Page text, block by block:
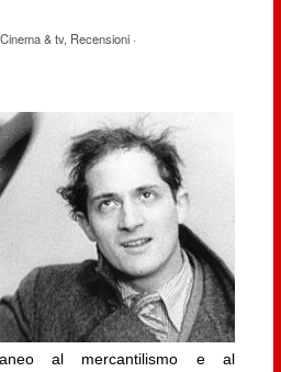
Cinema & tv, Recensioni·
al mercantilismo e al